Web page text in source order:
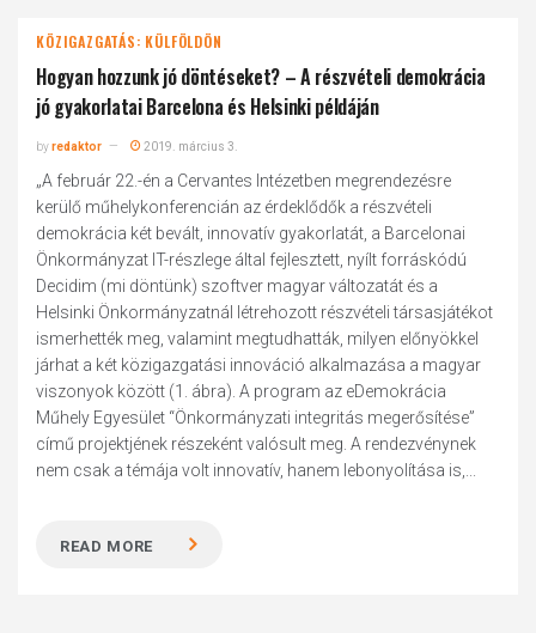
KÖZIGAZGATÁS: KÜLFÖLDÖN
Hogyan hozzunk jó döntéseket? – A részvételi demokrácia
jó gyakorlatai Barcelona és Helsinki példáján
byredaktor 2019. március 3.
„A február 22.-én a Cervantes Intézetben megrendezésre
kerülő műhelykonferencián az érdeklődők a részvételi
demokrácia két bevált, innovatív gyakorlatát, a Barcelonai
Önkormányzat IT-részlege által fejlesztett, nyílt forráskódú
Decidim (mi döntünk) szoftver magyar változatát és a
Helsinki Önkormányzatnál létrehozott részvételi társasjátékot
ismerhették meg, valamint megtudhatták, milyen előnyökkel
járhat a két közigazgatási innováció alkalmazása a magyar
viszonyok között (1. ábra). A program az eDemokrácia
Műhely Egyesület “Önkormányzati integritás megerősítése”
című projektjének részeként valósult meg. A rendezvénynek
nem csak a témája volt innovatív, hanem lebonyolítása is,...
READ MORE